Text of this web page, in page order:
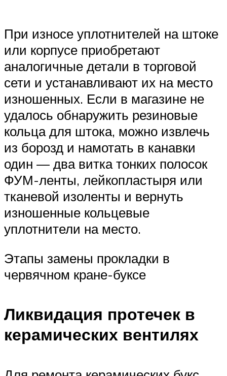
При износе уплотнителей на штоке
или корпусе приобретают
аналогичные детали в торговой
сети и устанавливают их на место
изношенных. Если в магазине не
удалось обнаружить резиновые
кольца для штока, можно извлечь
из борозд и намотать в канавки
один — два витка тонких полосок
ФУМ-ленты, лейкопластыря или
тканевой изоленты и вернуть
изношенные кольцевые
уплотнители на место.
Этапы замены прокладки в
червячном кране-буксе
Ликвидация протечек в
керамических вентилях